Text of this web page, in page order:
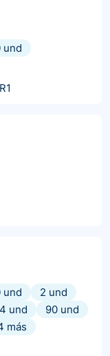
und
und
2 und
und
90 und
más